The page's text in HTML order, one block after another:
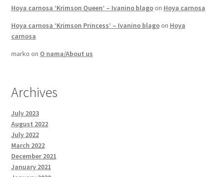
Hoya carnosa ‘Krimson Queen’ – Ivanino blagoon Hoya carnosa
Hoya carnosa ‘Krimson Princess’ – Ivanino blagoon Hoya
carnosa
marko on O nama/About us
Archives
July 2023
August 2022
July 2022
March 2022
December 2021
January 2021